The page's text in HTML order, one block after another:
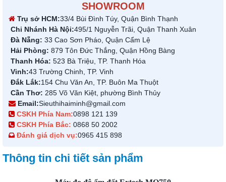
SHOWROOM
Trụ sở HCM:33/4 Bùi Đình Túy, Quận Bình Thạnh
Chi Nhánh Hà Nội:495/1 Nguyễn Trãi, Quận Thanh Xuân
Đà Nẵng: 33 Cao Sơn Pháo, Quận Cẩm Lệ
Hải Phòng: 879 Tôn Đức Thắng, Quận Hồng Bàng
Thanh Hóa: 523 Bà Triệu, TP. Thanh Hóa
Vinh:43 Trường Chinh, TP. Vinh
Đắk Lắk:154 Chu Văn An, TP. Buôn Ma Thuột
Cần Thơ: 285 Võ Văn Kiệt, phường Bình Thủy
Email:Sieuthihaiminh@gmail.com
CSKH Phía Nam:0898 121 139
CSKH Phía Bắc: 0868 50 2002
Đánh giá dịch vụ:0965 415 898
Thông tin chi tiết sản phẩm